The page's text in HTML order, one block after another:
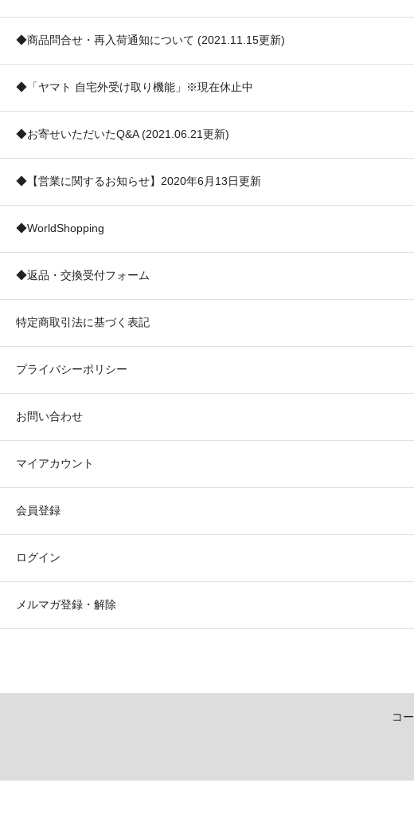
◆商品問合せ・再入荷通知について (2021.11.15更新)
◆「ヤマト 自宅外受け取り機能」※現在休止中
◆お寄せいただいたQ&A (2021.06.21更新)
◆【営業に関するお知らせ】2020年6月13日更新
◆WorldShopping
◆返品・交換受付フォーム
特定商取引法に基づく表記
プライバシーポリシー
お問い合わせ
マイアカウント
会員登録
ログイン
メルマガ登録・解除
コ